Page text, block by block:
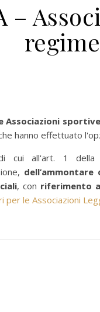
–
Associazioni
hanno effettuato
cui all'art. 1 della
, con riferimento
per le Associazioni